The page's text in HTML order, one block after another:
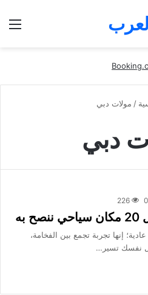
/ مولات دبي
دبي
0
226
إنها تجربة تجمع بين الفخامة،
نفسك تسير…